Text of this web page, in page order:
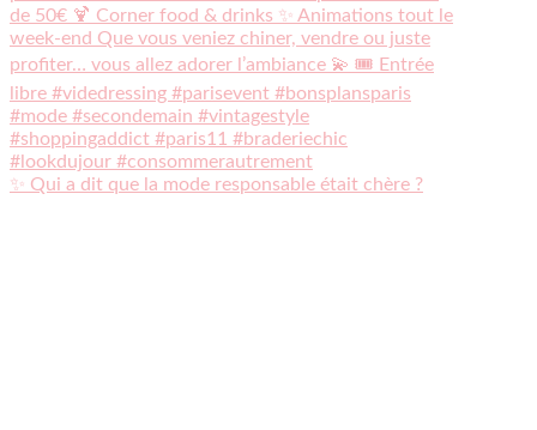
✨ Qui a dit que la mode responsable était chère ?